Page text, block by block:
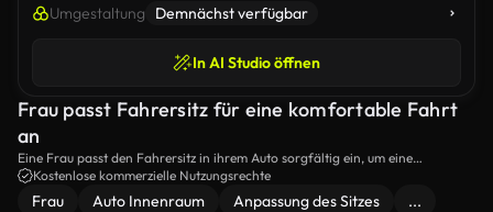
Umgestaltung Demnächst verfügbar
In AI Studio öffnen
Frau passt Fahrersitz für eine komfortable Fahrt
an
Eine Frau passt den Fahrersitz in ihrem Auto sorgfältig ein, um eine
komfortable und sichere Fahrposition zu gewährleisten, bevor sie mit der
Fahrt beginnt.
Kostenlose kommerzielle Nutzungsrechte
Frau Auto Innenraum Anpassung des Sitzes ...